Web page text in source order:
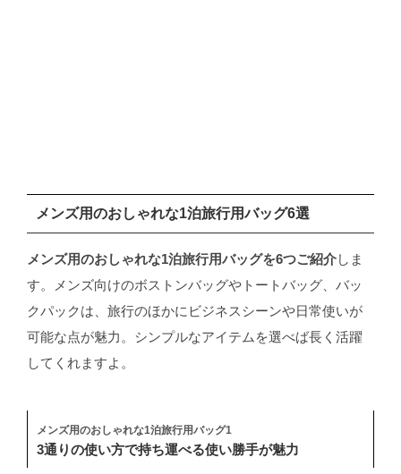
メンズ用のおしゃれな1泊旅行用バッグ6選
メンズ用のおしゃれな1泊旅行用バッグを6つご紹介しま
す。メンズ向けのボストンバッグやトートバッグ、バッ
クパックは、旅行のほかにビジネスシーンや日常使いが
可能な点が魅力。シンプルなアイテムを選べば長く活躍
してくれますよ。
メンズ用のおしゃれな1泊旅行用バッグ1
3通りの使い方で持ち運べる使い勝手が魅力